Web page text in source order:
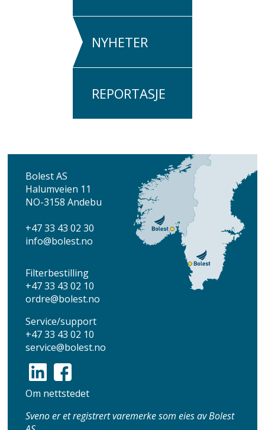
NYHETER
REPORTASJE
Bolest AS
Halumveien 11
NO-3158 Andebu
+47 33 43 02 30
info@bolest.no
Filterbestilling
+47 33 43 02 10
ordre@bolest.no
Service/support
+47 33 43 02 10
service@bolest.no
Om nettstedet
Sveno er et registrert varemerke som eies av Bolest